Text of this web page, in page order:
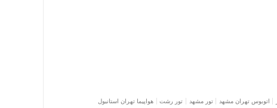
اتوبوس تهران مشهد تور مشهد تور رشت هواپیما تهران استانبول